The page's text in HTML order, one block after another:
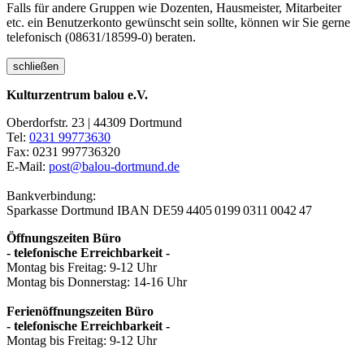
Falls für andere Gruppen wie Dozenten, Hausmeister, Mitarbeiter
etc. ein Benutzerkonto gewünscht sein sollte, können wir Sie gerne
telefonisch (08631/18599-0) beraten.
schließen
Kulturzentrum balou e.V.
Oberdorfstr. 23 | 44309 Dortmund
Tel: 0231 99773630
Fax: 0231 997736320
E-Mail: post@balou-dortmund.de
Bankverbindung:
Sparkasse Dortmund IBAN DE59 4405 0199 0311 0042 47
Öffnungszeiten Büro
- telefonische Erreichbarkeit -
Montag bis Freitag: 9-12 Uhr
Montag bis Donnerstag: 14-16 Uhr
Ferienöffnungszeiten Büro
- telefonische Erreichbarkeit -
Montag bis Freitag: 9-12 Uhr